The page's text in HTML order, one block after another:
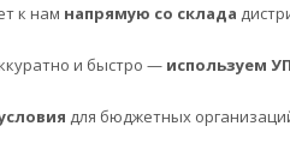
к нам напрямую со склада
и быстро — используем
для бюджетных